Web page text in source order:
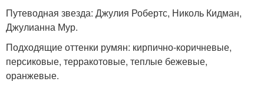
Путеводная звезда: Джулия Робертс, Николь Кидман,
Джулианна Мур.
Подходящие оттенки румян: кирпично-коричневые,
персиковые, терракотовые, теплые бежевые,
оранжевые.